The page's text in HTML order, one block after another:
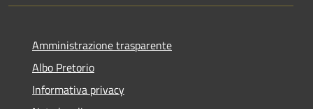
Amministrazione trasparente
Albo Pretorio
Informativa privacy